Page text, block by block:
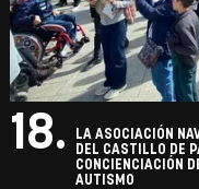
18.
LA ASOCIACIÓN
DEL CASTILLO DE
CONCIENCIACIÓN
AUTISMO